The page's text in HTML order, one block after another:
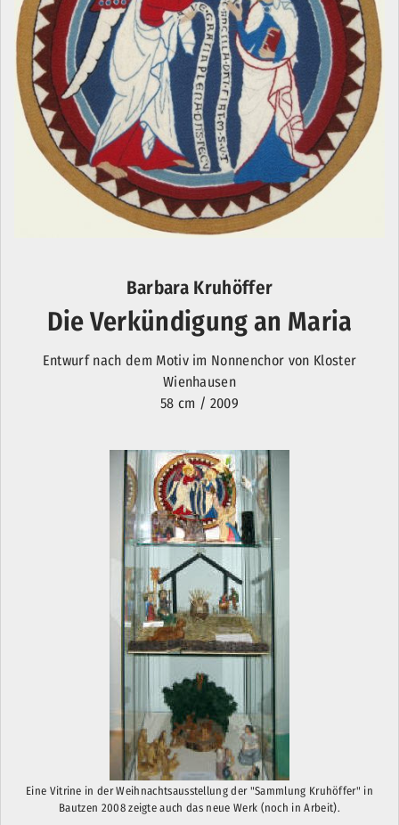
Barbara Kruhöffer
Die Verkündigung an Maria
Entwurf nach dem Motiv im Nonnenchor von Kloster
Wienhausen
58 cm / 2009
Eine Vitrine in der Weihnachtsausstellung der "Sammlung Kruhöffer" in
Bautzen 2008 zeigte auch das neue Werk (noch in Arbeit).